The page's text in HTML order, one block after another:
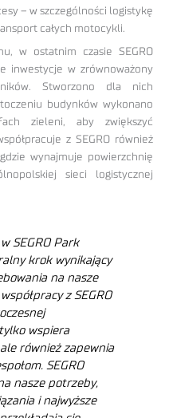
– w szczególności logistykę
całych motocykli.
w ostatnim czasie SEGRO
inwestycje w zrównoważony
Stworzono dla nich
budynków wykonano
zieleni, aby zwiększyć
z SEGRO również
wynajmuje powierzchnię
sieci logistycznej
SEGRO Park
krok wynikający
na nasze
z SEGRO
wspiera
również zapewnia
SEGRO
nasze potrzeby,
i najwyższe